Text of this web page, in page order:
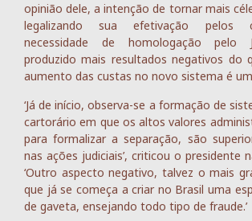
opinião dele, a intenção de tornar mais
legalizando sua efetivação pelos
necessidade de homologação pelo
produzido mais resultados negativos do
aumento das custas no novo sistema é
‘Já de início, observa-se a formação de
cartorário em que os altos valores
para formalizar a separação, são
nas ações judiciais’, criticou o presidente
‘Outro aspecto negativo, talvez o mais
que já se começa a criar no Brasil uma
de gaveta, ensejando todo tipo de fraude.’